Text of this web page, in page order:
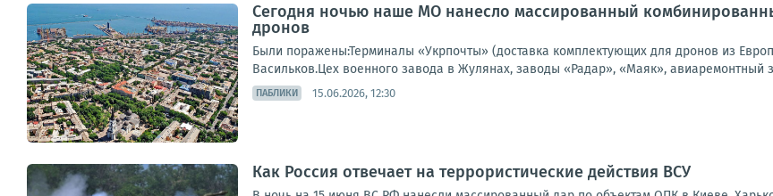
Сегодня ночью наше МО нанесло массированный
дронов
Были поражены:Терминалы «Укрпочты» (доставка комплектующих для дронов из
Васильков.Цех военного завода в Жулянах, заводы «Радар», «Маяк», авиаремонтный
ПАБЛИКИ 15.06.2026, 12:30
Как Россия отвечает на террористические действия ВСУ